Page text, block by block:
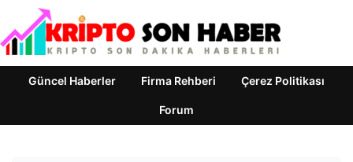
Güncel Haberler Firma Rehberi Çerez Politikası
Forum